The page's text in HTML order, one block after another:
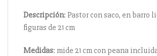
Descripción: Pastor con saco, en barro
figuras de 21 cm
Medidas: mide 21 cm con peana